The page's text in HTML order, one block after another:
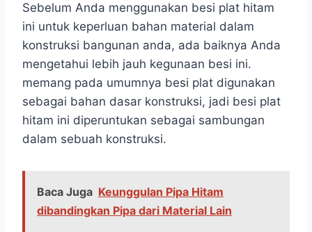
Sebelum Anda menggunakan besi plat hitam
ini untuk keperluan bahan material dalam
konstruksi bangunan anda, ada baiknya Anda
mengetahui lebih jauh kegunaan besi ini.
memang pada umumnya besi plat digunakan
sebagai bahan dasar konstruksi, jadi besi plat
hitam ini diperuntukan sebagai sambungan
dalam sebuah konstruksi.
Baca Juga Keunggulan Pipa Hitam
dibandingkan Pipa dari Material Lain